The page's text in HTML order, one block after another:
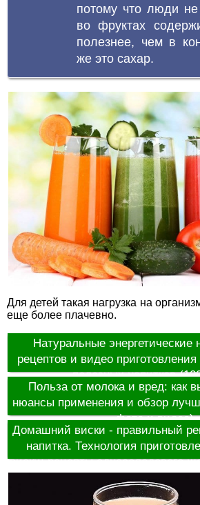
потому что люди
во фруктах
полезнее, чем в
же это сахар.
Для детей такая нагрузка на
еще более плачевно.
Натуральные энергетические
рецептов и видео
полезных напитков
Польза от молока и вред: как
нюансы применения и обзор
фото и видео)
Домашний виски - правильный
напитка. Технология
виски: рецепты односолодового
американский ржаной